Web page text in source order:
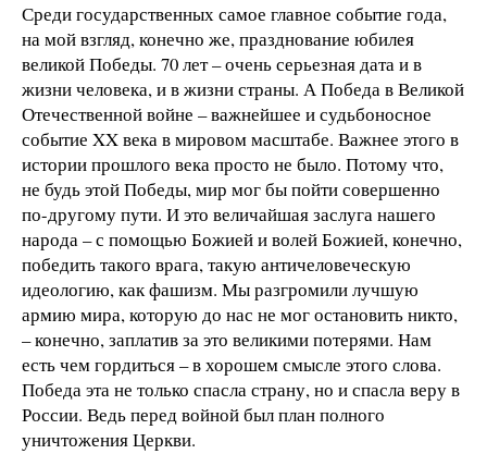
Среди государственных самое главное событие года,
на мой взгляд, конечно же, празднование юбилея
великой Победы. 70 лет – очень серьезная дата и в
жизни человека, и в жизни страны. А Победа в Великой
Отечественной войне – важнейшее и судьбоносное
событие XX века в мировом масштабе. Важнее этого в
истории прошлого века просто не было. Потому что,
не будь этой Победы, мир мог бы пойти совершенно
по-другому пути. И это величайшая заслуга нашего
народа – с помощью Божией и волей Божией, конечно,
победить такого врага, такую античеловеческую
идеологию, как фашизм. Мы разгромили лучшую
армию мира, которую до нас не мог остановить никто,
– конечно, заплатив за это великими потерями. Нам
есть чем гордиться – в хорошем смысле этого слова.
Победа эта не только спасла страну, но и спасла веру в
России. Ведь перед войной был план полного
уничтожения Церкви.